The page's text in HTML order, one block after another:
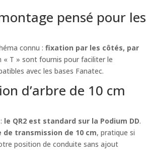
pensé pour les
connu : fixation par les côtés, par
« T » sont fournis pour faciliter le
avec les bases Fanatec.
d’arbre de 10 cm
le QR2 est standard sur la Podium DD.
de transmission de 10 cm, pratique si
position de conduite sans ajout